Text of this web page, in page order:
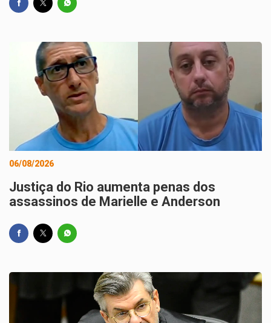
06/08/2026
Justiça do Rio aumenta penas dos
assassinos de Marielle e Anderson